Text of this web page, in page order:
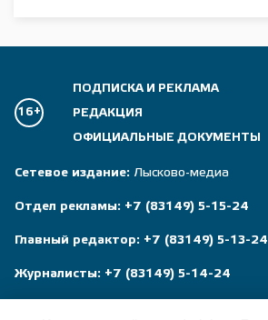
16+
ПОДПИСКА И РЕКЛАМА
РЕДАКЦИЯ
ОФИЦИАЛЬНЫЕ ДОКУМЕНТЫ
Сетевое издание: Лысково-медиа
Отдел рекламы: +7 (83149) 5-15-24
Главный редактор: +7 (83149) 5-13-24
Журналисты: +7 (83149) 5-14-24